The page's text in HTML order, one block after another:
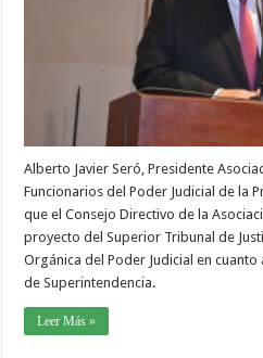
Alberto Javier Seró, Presidente
Funcionarios del Poder Judicial de la
que el Consejo Directivo de la
proyecto del Superior Tribunal de
Orgánica del Poder Judicial en
de Superintendencia.
Leer Más »